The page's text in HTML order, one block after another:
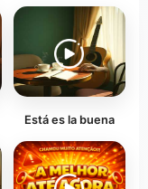
Está es la buena